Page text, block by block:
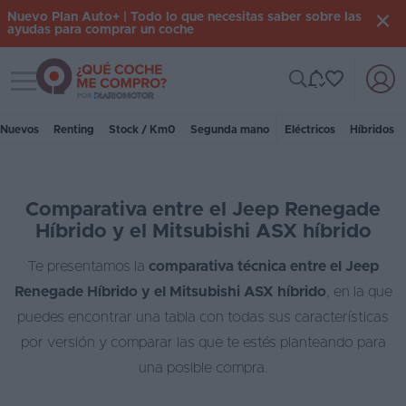
Iniciar
Coches
nuevos
Renting
Suscripción
Stock
Nuevo Plan Auto+ | Todo lo que necesitas saber sobre las
ayudas para comprar un coche
Toggle navigation
Nuevos Renting Stock / Km0 Segunda mano Eléctricos Híbridos
Comparativa entre el Jeep Renegade
Híbrido y el Mitsubishi ASX híbrido
Te presentamos la comparativa técnica entre el Jeep
Renegade Híbrido y el Mitsubishi ASX híbrido , en la que
puedes encontrar una tabla con todas sus características
por versión y comparar las que te estés planteando para
una posible compra.